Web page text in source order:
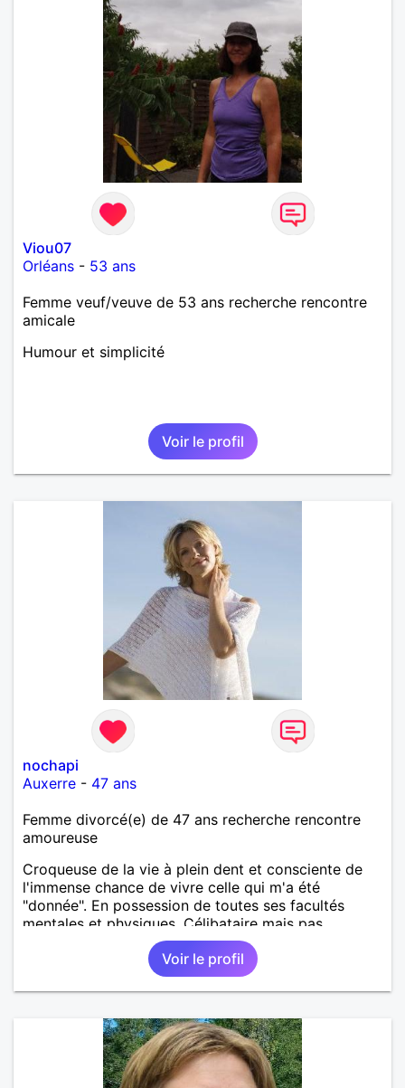
Viou07
Orléans - 53 ans
Femme veuf/veuve de 53 ans recherche rencontre
amicale
Humour et simplicité
Voir le profil
nochapi
Auxerre - 47 ans
Femme divorcé(e) de 47 ans recherche rencontre
amoureuse
Croqueuse de la vie à plein dent et consciente de
l'immense chance de vivre celle qui m'a été
"donnée". En possession de toutes ses facultés
mentales et physiques. Célibataire mais pas
solitaire, je mène une vie bien remplie. Je ne suis
pas sur ce site par dépit, ni en tant que
représentatrice de la Femme Divorcée Mal dans sa
peau. A bientôt.
Voir le profil